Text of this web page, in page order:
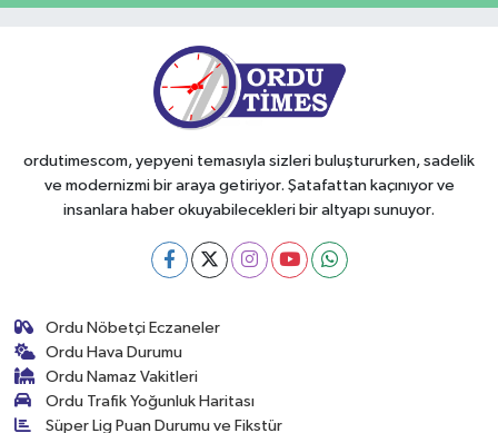
ordutimescom, yepyeni temasıyla sizleri buluştururken, sadelik
ve modernizmi bir araya getiriyor. Şatafattan kaçınıyor ve
insanlara haber okuyabilecekleri bir altyapı sunuyor.
Ordu Nöbetçi Eczaneler
Ordu Hava Durumu
Ordu Namaz Vakitleri
Ordu Trafik Yoğunluk Haritası
Süper Lig Puan Durumu ve Fikstür